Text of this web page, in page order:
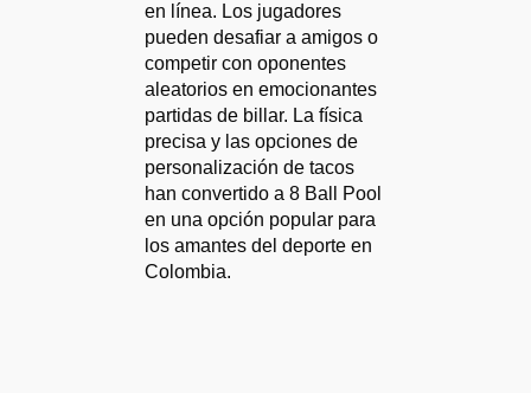
en línea. Los jugadores
pueden desafiar a amigos o
competir con oponentes
aleatorios en emocionantes
partidas de billar. La física
precisa y las opciones de
personalización de tacos
han convertido a 8 Ball Pool
en una opción popular para
los amantes del deporte en
Colombia.